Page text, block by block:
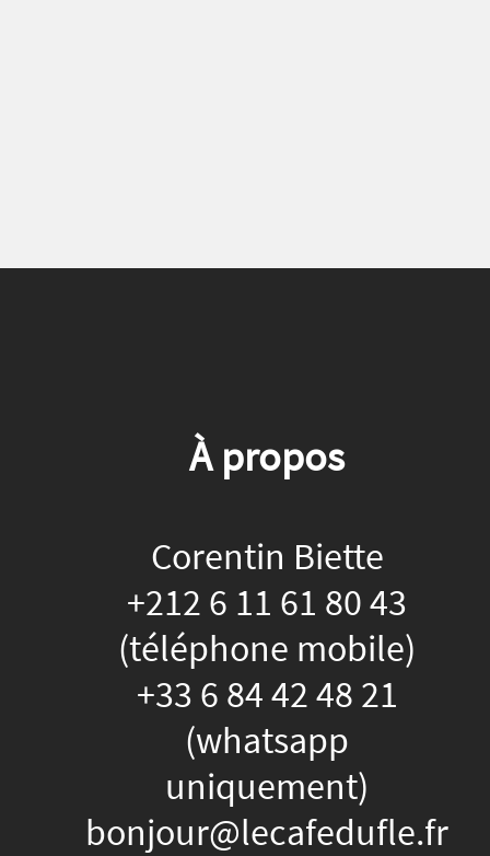
À propos
Corentin Biette
+212 6 11 61 80 43
(téléphone mobile)
+33 6 84 42 48 21
(whatsapp
uniquement)
bonjour@lecafedufle.fr